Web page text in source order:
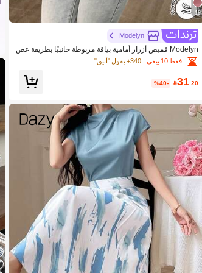
18
Modelyn
Modelyn قميص أزرار أمامية بياقة مربوطة جانبيًا بطريقة عص
رية
فقط 10 بيقي 340+ يقول "أنيق"
31 .20
%40-